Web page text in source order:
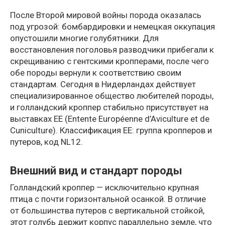
После Второй мировой войны порода оказалась
под угрозой: бомбардировки и немецкая оккупация
опустошили многие голубятники. Для
восстановления поголовья разводчики прибегали к
скрещиванию с гентскими кропперами, после чего
обе породы вернули к соответствию своим
стандартам. Сегодня в Нидерландах действует
специализированное общество любителей породы,
и голландский кроппер стабильно присутствует на
выставках EE (Entente Européenne d’Aviculture et de
Cuniculture). Классификация EE: группа кропперов и
путеров, код NL12.
Внешний вид и стандарт породы
Голландский кроппер — исключительно крупная
птица с почти горизонтальной осанкой. В отличие
от большинства путеров с вертикальной стойкой,
этот голубь держит корпус параллельно земле, что